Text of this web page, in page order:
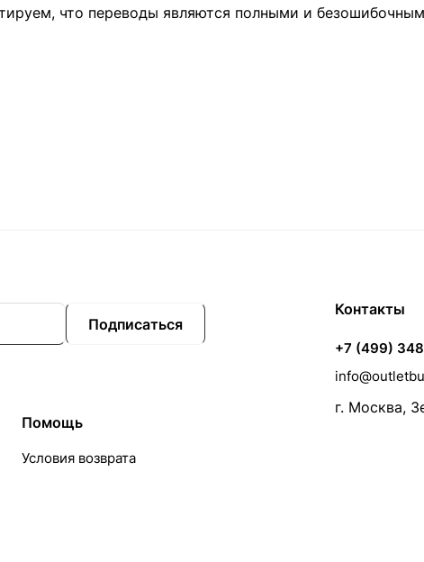
что переводы являются полными и
Подписаться
Помощь
Условия возврата
Контакты
+7 (499)
г. Москва,